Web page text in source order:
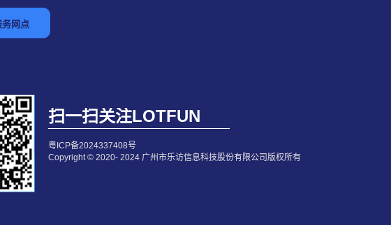
扫一扫关注LOTFUN
粤ICP备2024337408号
Copyright © 2020- 2024 广州市乐访信息科技股份有限公司版权所有